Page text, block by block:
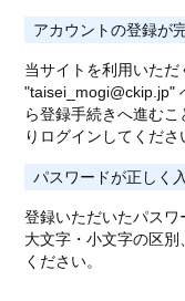
アカウントの登録が
当サイトを利用いただ
"taisei_mogi@ckip.jp"
ら登録手続きへ進む
りログインしてくださ
パスワードが正しく
登録いただいたパスワ
大文字・小文字の区
ください。